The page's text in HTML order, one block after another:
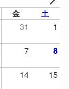
金 土
31
1
7 8
14
15